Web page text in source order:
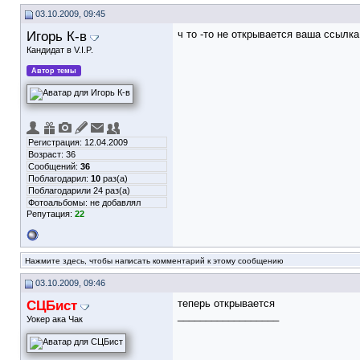
03.10.2009, 09:45
Игорь К-в
Кандидат в V.I.P.
Автор темы
Регистрация: 12.04.2009
Возраст: 36
Сообщений: 36
Поблагодарил: 10 раз(а)
Поблагодарили 24 раз(а)
Фотоальбомы: не добавлял
Репутация: 22
ч то -то не открывается ваша
Нажмите здесь, чтобы написать комментарий к этому сообщению
03.10.2009, 09:46
СЦБист
Уокер ака Чак
теперь открывается